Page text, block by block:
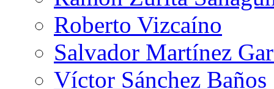
Roberto Vizcaíno
Salvador Martínez
Víctor Sánchez Baños